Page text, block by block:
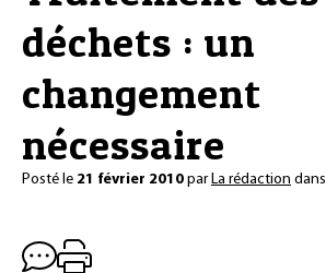
déchets : un
changement
nécessaire
Posté le 21 février 2010 parLa rédaction dans